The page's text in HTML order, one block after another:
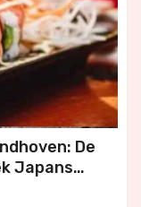
De
Japans